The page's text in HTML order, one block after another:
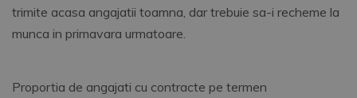
trimite acasa angajatii toamna, dar trebuie sa-i recheme la
munca in primavara urmatoare.
Proportia de angajati cu contracte pe termen